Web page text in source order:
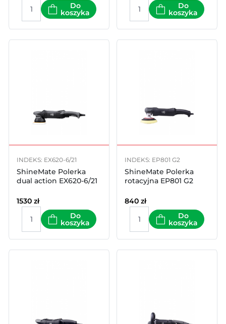
Do
koszyka
Do
koszyka
INDEKS: EX620-6/21
ShineMate Polerka
dual action EX620-6/21
1530 zł
Do
koszyka
INDEKS: EP801 G2
ShineMate Polerka
rotacyjna EP801 G2
840 zł
Do
koszyka